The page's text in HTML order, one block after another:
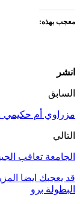
معجب بهذه:
انشر
السابق
مزراوي أم حكيمي …
التالي
الجامعة تعاقب
قد يعجبك ايضا
البطولة برو